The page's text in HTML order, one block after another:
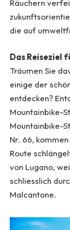
Räuchern
die auf
Das Reiseziel
Träumen Sie
einige der
entdecken?
Mountainbike-
Mountainbike-
Nr. 66,
Route
von Lugano,
schliesslich
Malcantone.